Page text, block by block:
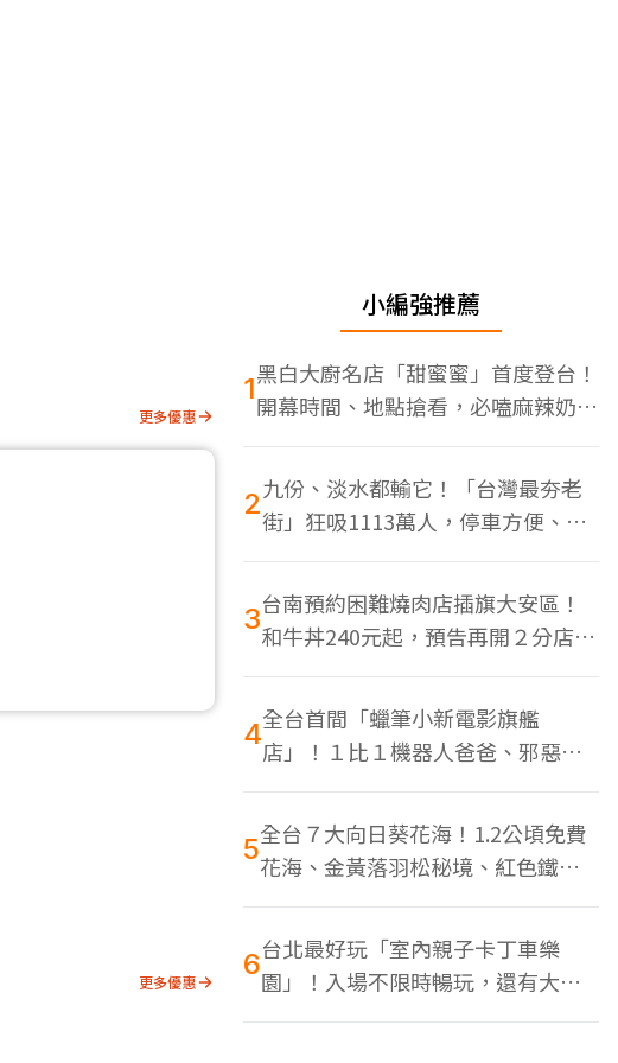
更多優惠
更多優惠
小編強推薦
1黑白大廚名店「甜蜜蜜」首度登台！
開幕時間、地點搶看，必嗑麻辣奶油
蝦
2九份、淡水都輸它！「台灣最夯老
街」狂吸1113萬人，停車方便、特
色美食多
3台南預約困難燒肉店插旗大安區！
和牛丼240元起，預告再開２分店、
地點曝光
4全台首間「蠟筆小新電影旗艦
店」！１比１機器人爸爸、邪惡正
男，百款周邊買翻
5全台７大向日葵花海！1.2公頃免費
花海、金黃落羽松秘境、紅色鐵橋
同框
6台北最好玩「室內親子卡丁車樂
園」！入場不限時暢玩，還有大螢
幕Switch遊戲區